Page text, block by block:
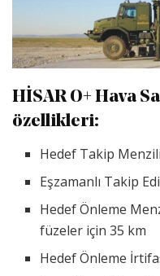
HİSAR O+ Hava
özellikleri:
Hedef Takip
Eşzamanlı Takip
Hedef Önleme
füzeler için 35 km
Hedef Önleme